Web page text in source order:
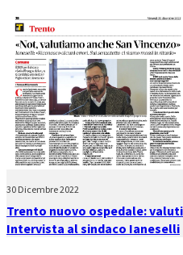
30 Dicembre 2022
Trento nuovo ospedale:
Intervista al sindaco Ianeselli